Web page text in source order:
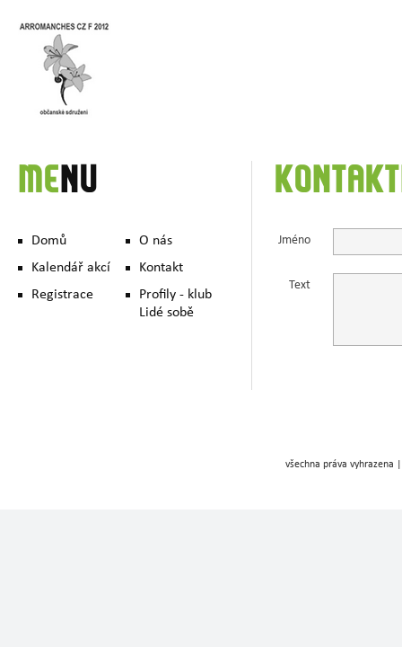
MENU
Domů
O nás
Kalendář akcí
Kontakt
Registrace
Profily - klub
Lidé sobě
Jméno
Text
všechna práva